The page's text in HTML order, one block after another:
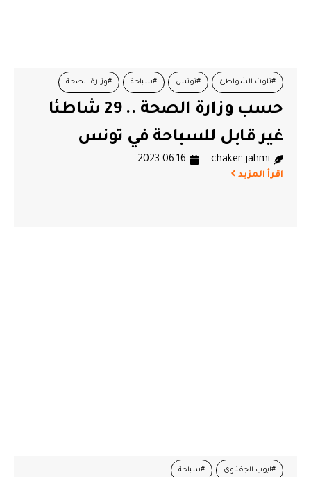
#تلوث الشواطئ #تونس #سباحة #وزارة الصحة
حسب وزارة الصحة .. 29 شاطئا
غير قابل للسباحة في تونس
chaker jahmi
2023.06.16
اقرأ المزيد
#ايوب الجفناوي #سباحة